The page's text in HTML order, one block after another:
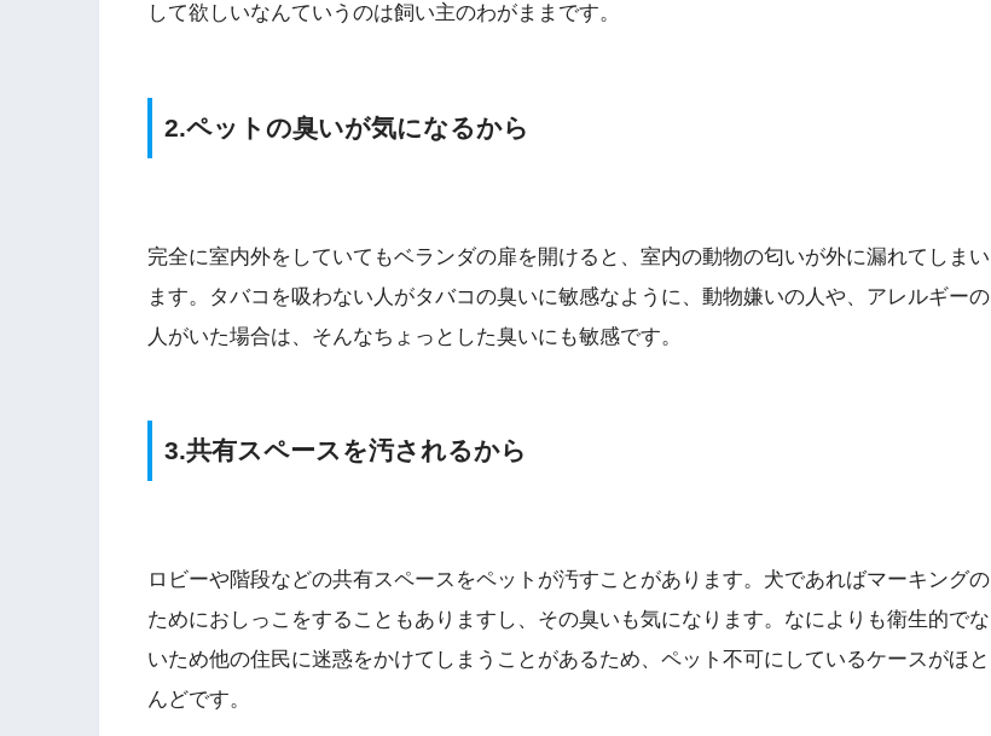
して欲しいなんていうのは飼い主のわがままです。
2.ペットの臭いが気になるから
完全に室内外をしていてもベランダの扉を開けると、室内の動物の匂いが外に漏れてしまい
ます。タバコを吸わない人がタバコの臭いに敏感なように、動物嫌いの人や、アレルギーの
人がいた場合は、そんなちょっとした臭いにも敏感です。
3.共有スペースを汚されるから
ロビーや階段などの共有スペースをペットが汚すことがあります。犬であればマーキングの
ためにおしっこをすることもありますし、その臭いも気になります。なによりも衛生的でな
いため他の住民に迷惑をかけてしまうことがあるため、ペット不可にしているケースがほと
んどです。